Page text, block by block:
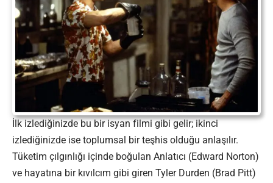
İlk izlediğinizde bu bir isyan filmi gibi gelir; ikinci
izlediğinizde ise toplumsal bir teşhis olduğu anlaşılır.
Tüketim çılgınlığı içinde boğulan Anlatıcı (Edward Norton)
ve hayatına bir kıvılcım gibi giren Tyler Durden (Brad Pitt)